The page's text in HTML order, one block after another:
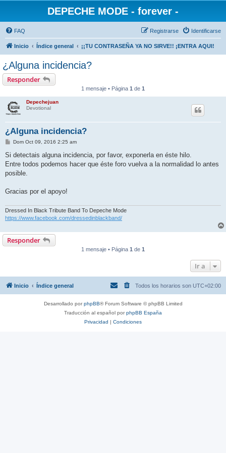
DEPECHE MODE - forever -
FAQ Identificarse
Registrarse
Inicio Índice general ¡¡TU CONTRASEÑA YA NO SIRVE!! ¡ENTRA AQUI!
¿Alguna incidencia?
Responder
1 mensaje • Página 1 de 1
Depechejuan
Devotional
¿Alguna incidencia?
M
n
a
j
Dom Oct 09, 2016 2:25 am
Si detectais alguna incidencia, por favor, exponerla en éste hilo.
Entre todos podemos hacer que éste foro vuelva a la normalidad lo antes
posible.
Gracias por el apoyo!
Dressed In Black Tribute Band To Depeche Mode
https://www.facebook.com/dressedinblackband/
Responder
1 mensaje • Página 1 de 1
Ir a
Inicio Índice general Todos los horarios son UTC+02:00
Desarrollado porphpBB® Forum Software © phpBB Limited
Traducción al español porphpBB España
Privacidad | Condiciones